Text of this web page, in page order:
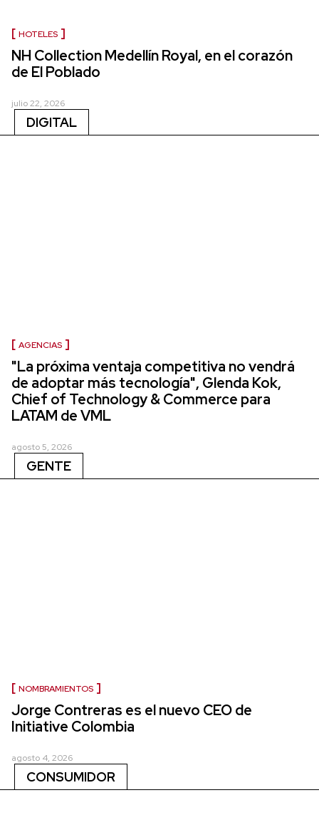
HOTELES
NH Collection Medellín Royal, en el corazón
de El Poblado
julio 22, 2026
DIGITAL
AGENCIAS
"La próxima ventaja competitiva no vendrá
de adoptar más tecnología", Glenda Kok,
Chief of Technology & Commerce para
LATAM de VML
agosto 5, 2026
GENTE
NOMBRAMIENTOS
Jorge Contreras es el nuevo CEO de
Initiative Colombia
agosto 4, 2026
CONSUMIDOR